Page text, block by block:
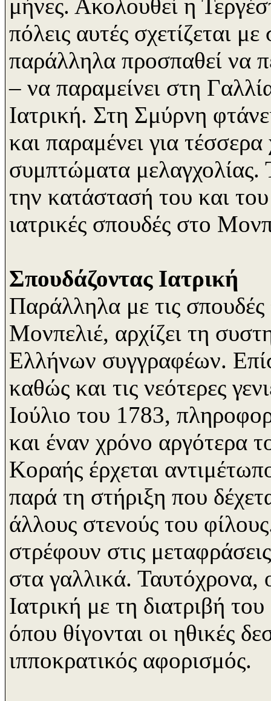
μήνες. Ακολουθεί η
πόλεις αυτές σχετίζεται
παράλληλα προσπαθεί να
– να παραμείνει στη
Ιατρική. Στη Σμύρνη
και παραμένει για
συμπτώματα μελαγχολίας.
την κατάστασή του και του
ιατρικές σπουδές στο
Σπουδάζοντας Ιατρική
Παράλληλα με τις
Μονπελιέ, αρχίζει τη
Ελλήνων συγγραφέων.
καθώς και τις νεότερες
Ιούλιο του 1783,
και έναν χρόνο αργότερα
Κοραής έρχεται
παρά τη στήριξη που
άλλους στενούς του
στρέφουν στις
στα γαλλικά. Ταυτόχρονα,
Ιατρική με τη διατριβή
όπου θίγονται οι ηθικές
ιπποκρατικός αφορισμός.